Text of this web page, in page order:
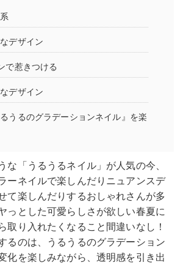
デザイン
で惹きつける
デザイン
うるのグラデーションネイル』を楽
な「うるうるネイル」が人気の今、
ーネイルで楽しんだりニュアンスデ
て楽しんだりするおしゃれさんが多
っとした可愛らしさが欲しい春夏に
取り入れたくなること間違いなし！
るのは、うるうるのグラデーション
化を楽しみながら、透明感を引き出